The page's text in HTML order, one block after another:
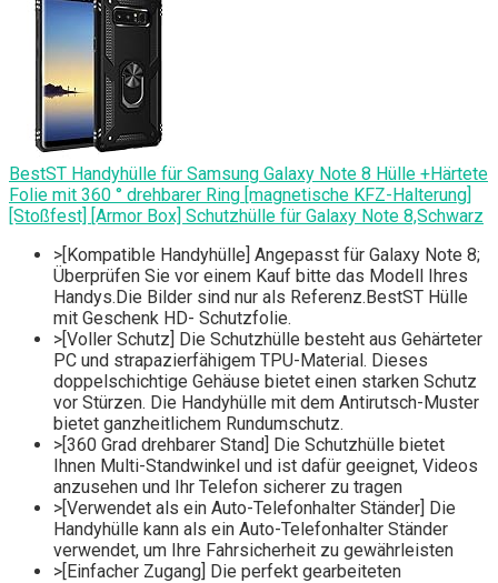
BestST Handyhülle für Samsung Galaxy Note 8 Hülle +Härtete
Folie mit 360 ° drehbarer Ring [magnetische KFZ-Halterung]
[Stoßfest] [Armor Box] Schutzhülle für Galaxy Note 8,Schwarz
>[Kompatible Handyhülle] Angepasst für Galaxy Note 8;
Überprüfen Sie vor einem Kauf bitte das Modell Ihres
Handys.Die Bilder sind nur als Referenz.BestST Hülle
mit Geschenk HD- Schutzfolie.
>[Voller Schutz] Die Schutzhülle besteht aus Gehärteter
PC und strapazierfähigem TPU-Material. Dieses
doppelschichtige Gehäuse bietet einen starken Schutz
vor Stürzen. Die Handyhülle mit dem Antirutsch-Muster
bietet ganzheitlichem Rundumschutz.
>[360 Grad drehbarer Stand] Die Schutzhülle bietet
Ihnen Multi-Standwinkel und ist dafür geeignet, Videos
anzusehen und Ihr Telefon sicherer zu tragen
>[Verwendet als ein Auto-Telefonhalter Ständer] Die
Handyhülle kann als ein Auto-Telefonhalter Ständer
verwendet, um Ihre Fahrsicherheit zu gewährleisten
>[Einfacher Zugang] Die perfekt gearbeiteten